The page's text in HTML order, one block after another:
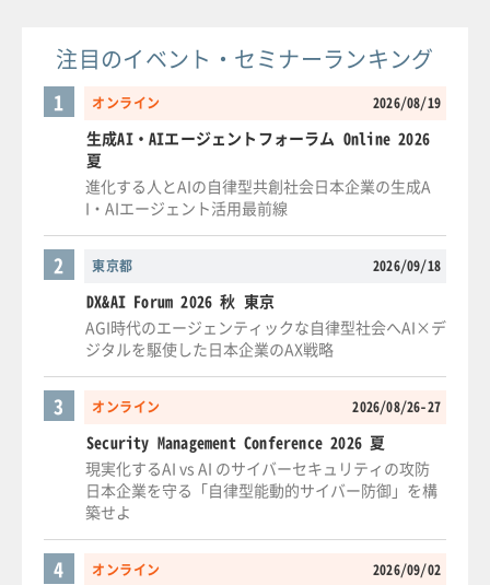
注目のイベント・セミナーランキング
オンライン 2026/08/19
1
生成AI・AIエージェントフォーラム Online 2026
夏
進化する人とAIの自律型共創社会日本企業の生成A
I・AIエージェント活用最前線
東京都 2026/09/18
2
DX&AI Forum 2026 秋 東京
AGI時代のエージェンティックな自律型社会へAI×デ
ジタルを駆使した日本企業のAX戦略
オンライン 2026/08/26-27
3
Security Management Conference 2026 夏
現実化するAI vs AI のサイバーセキュリティの攻防
日本企業を守る「自律型能動的サイバー防御」を構
築せよ
オンライン 2026/09/02
4